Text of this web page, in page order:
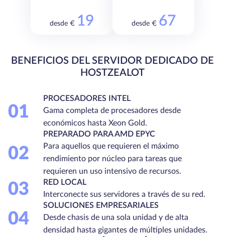
desde € 19 desde € 67
BENEFICIOS DEL SERVIDOR DEDICADO DE
HOSTZEALOT
01
PROCESADORES INTEL
Gama completa de procesadores desde
económicos hasta Xeon Gold.
02
PREPARADO PARA AMD EPYC
Para aquellos que requieren el máximo
rendimiento por núcleo para tareas que
requieren un uso intensivo de recursos.
03
RED LOCAL
Interconecte sus servidores a través de su red.
04
SOLUCIONES EMPRESARIALES
Desde chasis de una sola unidad y de alta
densidad hasta gigantes de múltiples unidades.